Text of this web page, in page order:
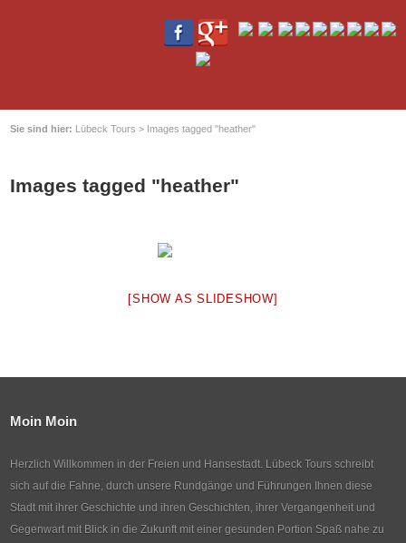
Sie sind hier: Lübeck Tours > Images tagged "heather"
Images tagged "heather"
[SHOW AS SLIDESHOW]
Moin Moin
Herzlich Willkommen in der Freien und Hansestadt. Lübeck Tours schreibt
sich auf die Fahne, durch unsere Rundgänge und Führungen Ihnen diese
Stadt mit ihrer Geschichte und ihren Geschichten, ihrer Vergangenheit und
Gegenwart mit Blick in die Zukunft mit einer gesunden Portion Spaß nahe zu